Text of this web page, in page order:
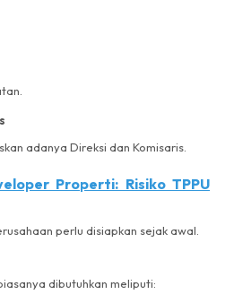
adanya Direksi dan Komisaris.
Properti: Risiko TPPU
perlu disiapkan sejak awal.
dibutuhkan meliputi: